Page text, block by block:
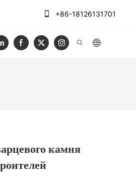
+86-18126131701
БЛОГ ВИДЕО
камня